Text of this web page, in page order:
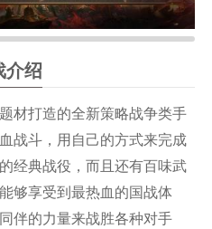
介绍
材打造的全新策略战争类手
战斗，用自己的方式来完成
经典战役，而且还有百味武
够享受到最热血的国战体
伴的力量来战胜各种对手